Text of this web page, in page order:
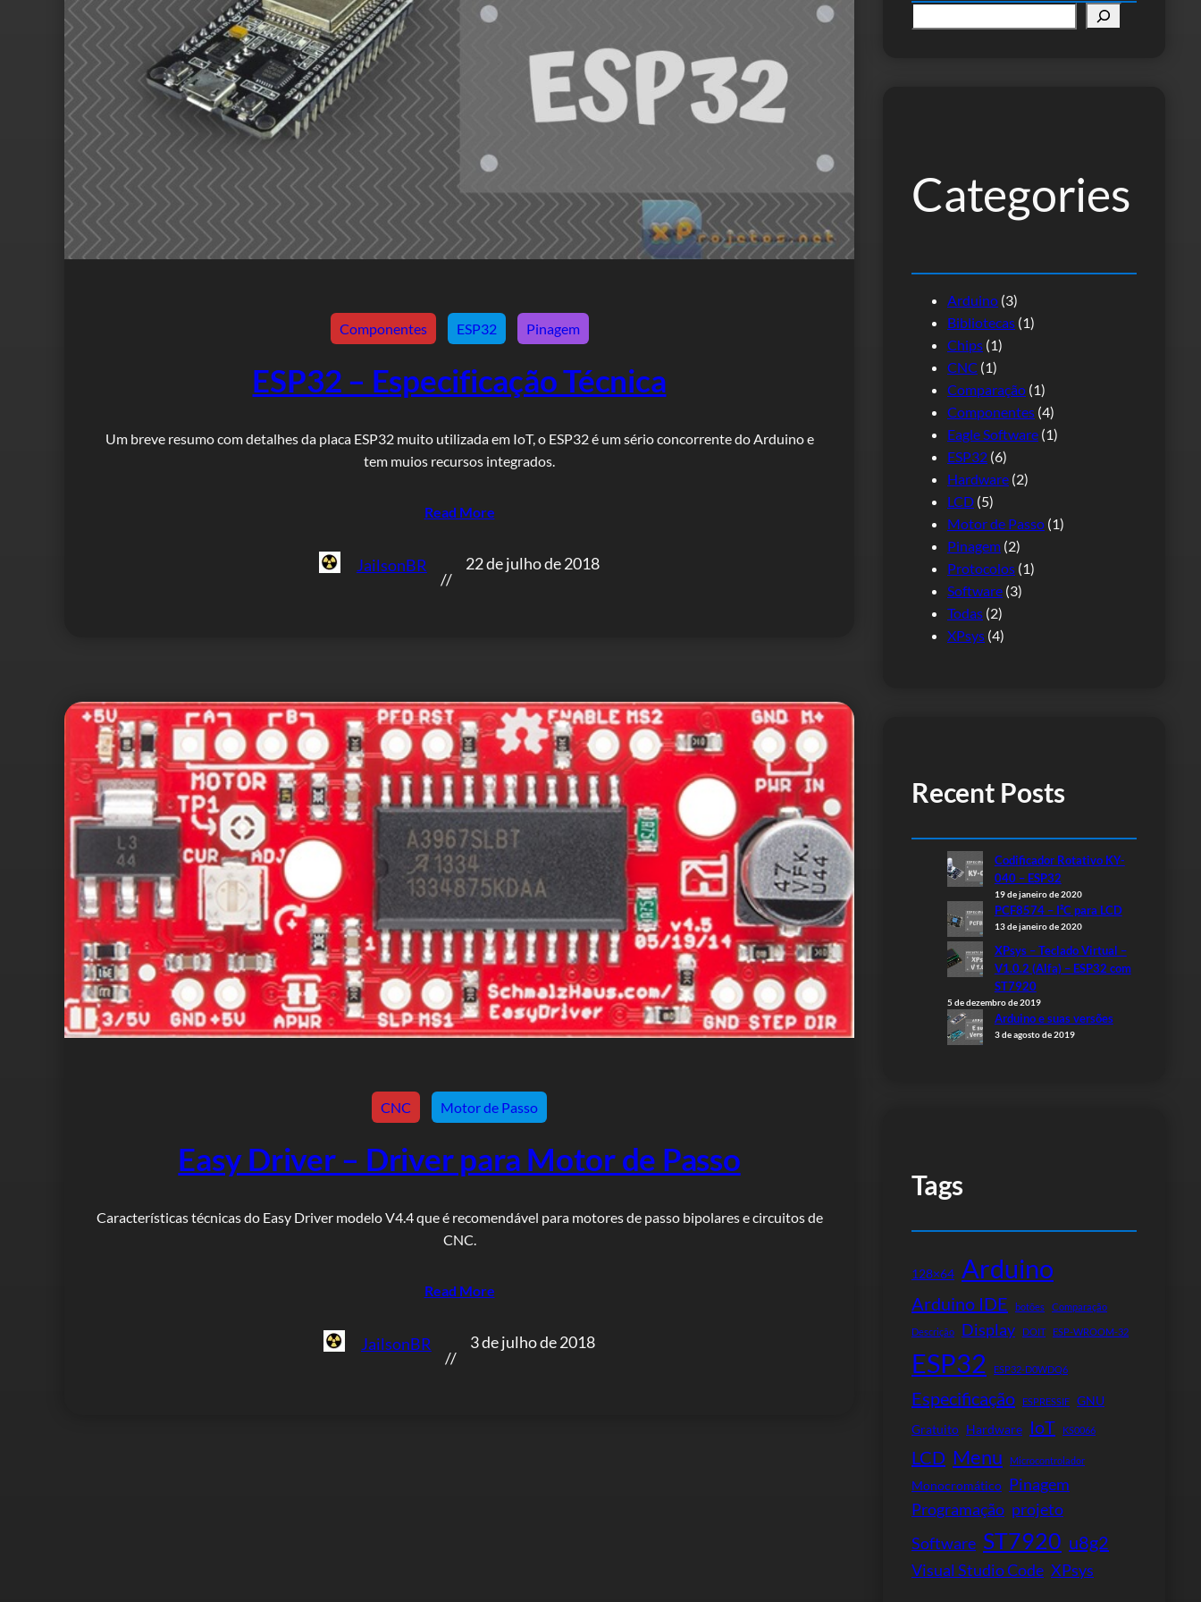
Componentes ESP32 Pinagem
ESP32 – Especificação Técnica
Um breve resumo com detalhes da placa ESP32 muito utilizada em IoT, o ESP32 é um sério concorrente do Arduino e
tem muios recursos integrados.
Read More
JailsonBR
//
22 de julho de 2018
CNC Motor de Passo
Easy Driver – Driver para Motor de Passo
Características técnicas do Easy Driver modelo V4.4 que é recomendável para motores de passo bipolares e circuitos de
CNC.
Read More
JailsonBR
//
3 de julho de 2018
a
Categories
Arduino (3)
Bibliotecas (1)
Chips (1)
CNC (1)
Comparação (1)
Componentes (4)
Eagle Software (1)
ESP32 (6)
Hardware (2)
LCD (5)
Motor de Passo (1)
Pinagem (2)
Protocolos (1)
Software (3)
Todas (2)
XPsys (4)
Recent Posts
Codificador Rotativo KY-
040 – ESP32
19 de janeiro de 2020
PCF8574 – I²C para LCD
13 de janeiro de 2020
XPsys – Teclado Virtual –
V1.0.2 (Alfa) – ESP32 com
ST7920
5 de dezembro de 2019
Arduino e suas versões
3 de agosto de 2019
Tags
128×64 Arduino
Arduino IDE botões Comparação
Descrição Display DOIT ESP-WROOM-32
ESP32 ESP32-D0WDQ6
Especificação ESPRESSIF
GNU
Gratuito Hardware IoT KS0066
LCD Menu Microcontrolador
Monocromático Pinagem
Programação projeto
Software ST7920 u8g2
Visual Studio Code XPsys